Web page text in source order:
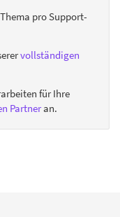
pro Support-
vollständigen
für Ihre
Partneran.